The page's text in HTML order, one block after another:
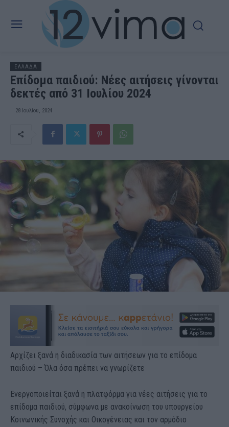
ΕΛΛΑΔΑ
Επίδομα παιδιού: Νέες αιτήσεις γίνονται
δεκτές από 31 Ιουλίου 2024
28 Ιουλίου, 2024
Αρχίζει ξανά η διαδικασία των αιτήσεων για το επίδομα
παιδιού – Όλα όσα πρέπει να γνωρίζετε
Ενεργοποιείται ξανά η πλατφόρμα για νέες αιτήσεις για το
επίδομα παιδιού, σύμφωνα με ανακοίνωση του υπουργείου
Κοινωνικής Συνοχής και Οικογένειας και τον αρμόδιο